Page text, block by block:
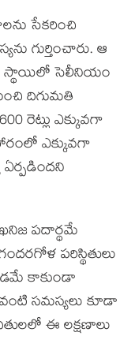
సేకరించి
గుర్తించారు. ఆ
స్థాయిలో సెలీనియం
దిగుమతి
రెట్లు ఎక్కువగా
ఎక్కువగా
పదార్థమే
పరిస్థితులు
కాకుండా
సమస్యలు కూడా
ఈ లక్షణాలు